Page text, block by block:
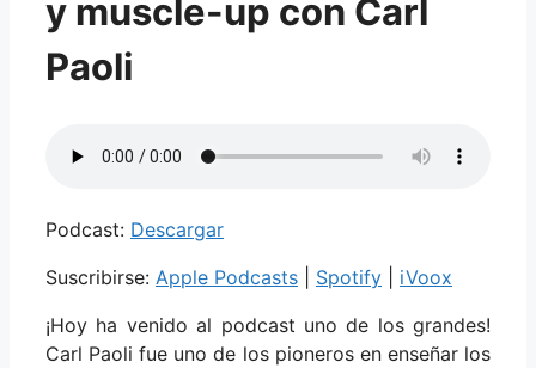
y muscle-up con Carl
Paoli
Podcast: Descargar
Suscribirse: Apple Podcasts Spotify
iVoox
¡Hoy ha venido al podcast uno de los grandes!
Carl Paoli fue uno de los pioneros en enseñar los